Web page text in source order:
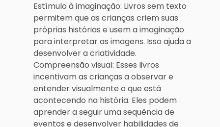
Estímulo à imaginação: Livros sem texto
permitem que as crianças criem suas
próprias histórias e usem a imaginação
para interpretar as imagens. Isso ajuda a
desenvolver a criatividade.
Compreensão visual: Esses livros
incentivam as crianças a observar e
entender visualmente o que está
acontecendo na história. Eles podem
aprender a seguir uma sequência de
eventos e desenvolver habilidades de